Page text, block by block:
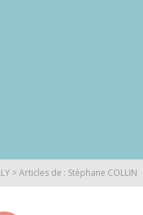
>Articles de : Stéphane COLLIN